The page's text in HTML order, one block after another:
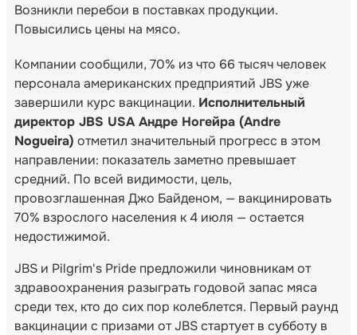
Возникли перебои в поставках продукции.
Повысились цены на мясо.
Компании сообщили, 70% из что 66 тысяч человек
персонала американских предприятий JBS уже
завершили курс вакцинации. Исполнительный
директор JBS USA Андре Ногейра (Andre
Nogueira) отметил значительный прогресс в этом
направлении: показатель заметно превышает
средний. По всей видимости, цель,
провозглашенная Джо Байденом, — вакцинировать
70% взрослого населения к 4 июля — остается
недостижимой.
JBS и Pilgrim's Pride предложили чиновникам от
здравоохранения разыграть годовой запас мяса
среди тех, кто до сих пор колеблется. Первый раунд
вакцинации с призами от JBS стартует в субботу в